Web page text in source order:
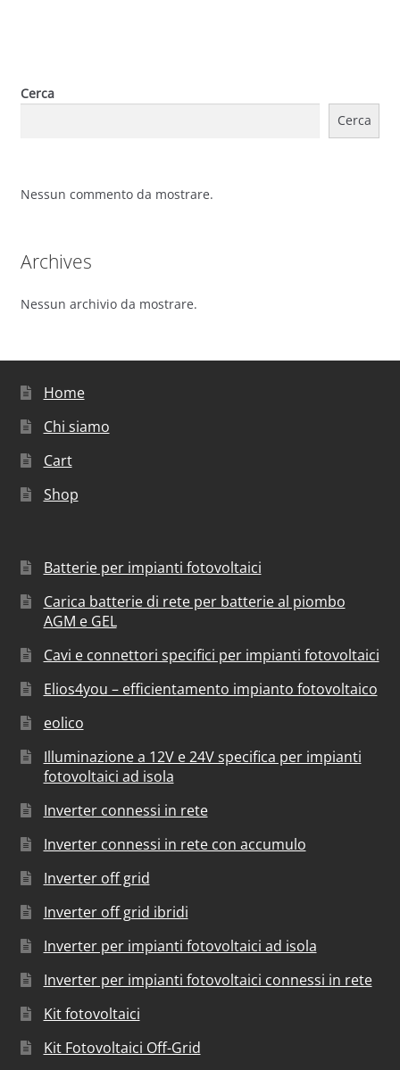
Cerca
Cerca
Nessun commento da mostrare.
Archives
Nessun archivio da mostrare.
Home
Chi siamo
Cart
Shop
Batterie per impianti fotovoltaici
Carica batterie di rete per batterie al piombo
AGM e GEL
Cavi e connettori specifici per impianti fotovoltaici
Elios4you – efficientamento impianto fotovoltaico
eolico
Illuminazione a 12V e 24V specifica per impianti
fotovoltaici ad isola
Inverter connessi in rete
Inverter connessi in rete con accumulo
Inverter off grid
Inverter off grid ibridi
Inverter per impianti fotovoltaici ad isola
Inverter per impianti fotovoltaici connessi in rete
Kit fotovoltaici
Kit Fotovoltaici Off-Grid